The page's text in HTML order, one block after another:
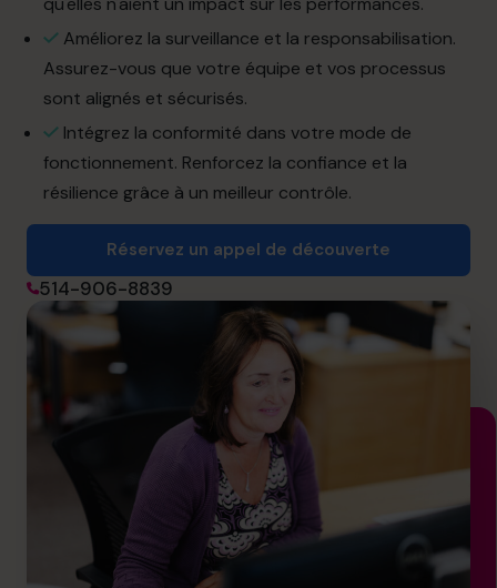
info.ca@cfocentre.com
Améliorez la surveillance et la responsabilisation.
Assurez-vous que votre équipe et vos processus
sont alignés et sécurisés.
Intégrez la conformité dans votre mode de
fonctionnement. Renforcez la confiance et la
résilience grâce à un meilleur contrôle.
Réservez un appel de découverte
514-906-8839